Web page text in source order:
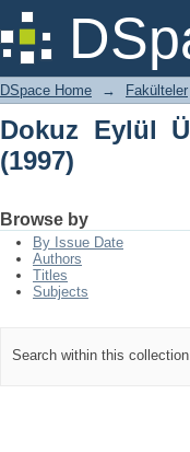
Dokuz Eylül
DSpace Home → Fakülteler
Dokuz Eylül
(1997)
Browse by
By Issue Date
Authors
Titles
Subjects
Search within this